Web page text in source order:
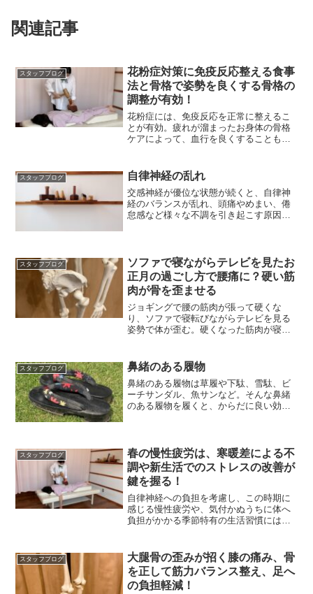
関連記事
スタッフブログ
花粉症対策に免疫反応整える食事
法と骨格で姿勢を良くする骨格の
調整が有効！
花粉症には、免疫反応を正常に整えるこ
とが有効。疲れが溜まったお身体の骨格
ケアによって、血行を良くすることも併
スタッフブログ 自律神経の乱れ
交感神経が優位な状態が続くと、自律神
経のバランスが乱れ、頭痛やめまい、倦
怠感など様々な不調を引き起こす原因に
スタッフブログ
ソファで寝ながらテレビを見たお
正月の過ごし方で腰痛に？硬い筋
肉が骨を歪ませる
ジョギングで腰の筋肉が張って硬くな
り、ソファで寝転びながらテレビを見る
姿勢で体が歪む。硬くなった筋肉が寝転
スタッフブログ 鼻緒のある履物
鼻緒のある履物は草履や下駄、雪駄、ビ
ーチサンダル、魚サンなど。そんな鼻緒
のある履物を履くと、からだに良い効果
スタッフブログ
春の慢性疲労は、寒暖差による不
調や新生活でのストレスの改善が
鍵を握る！
自律神経への負担を考慮し、この時期に
感じる慢性疲労や、気付かぬうちに体へ
負担がかかる季節特有の生活習慣には、
スタッフブログ
大腿骨の歪みが招く膝の痛み、骨
を正して筋力バランス整え、足へ
の負担軽減！